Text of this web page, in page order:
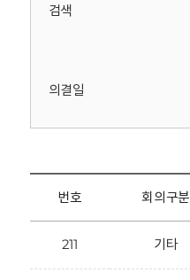
검색
의결일
번호 회의구분
211 기타